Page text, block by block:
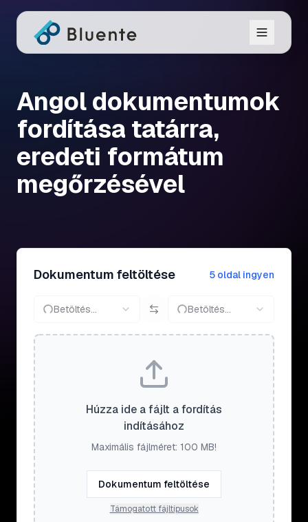
Angol dokumentumok
fordítása tatárra,
eredeti formátum
megőrzésével
Dokumentum feltöltése 5 oldal ingyen
Betöltés... Betöltés...
Húzza ide a fájlt a fordítás
indításához
Maximális fájlméret: 100 MB!
Dokumentum feltöltése
Támogatott fájltípusok